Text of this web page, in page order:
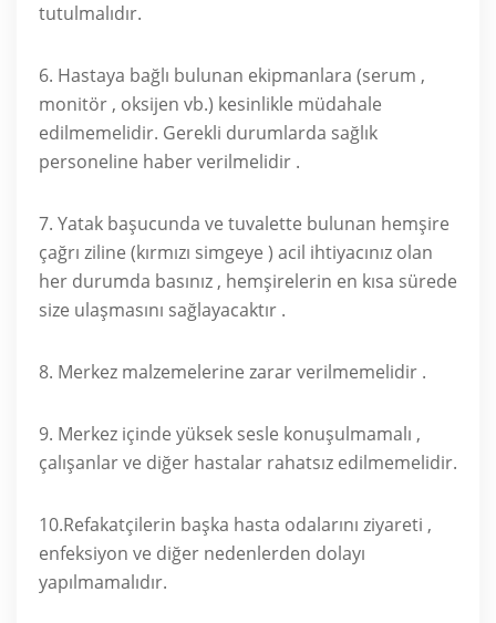
tutulmalıdır.
6. Hastaya bağlı bulunan ekipmanlara (serum ,
monitör , oksijen vb.) kesinlikle müdahale
edilmemelidir. Gerekli durumlarda sağlık
personeline haber verilmelidir .
7. Yatak başucunda ve tuvalette bulunan hemşire
çağrı ziline (kırmızı simgeye ) acil ihtiyacınız olan
her durumda basınız , hemşirelerin en kısa sürede
size ulaşmasını sağlayacaktır .
8. Merkez malzemelerine zarar verilmemelidir .
9. Merkez içinde yüksek sesle konuşulmamalı ,
çalışanlar ve diğer hastalar rahatsız edilmemelidir.
10.Refakatçilerin başka hasta odalarını ziyareti ,
enfeksiyon ve diğer nedenlerden dolayı
yapılmamalıdır.